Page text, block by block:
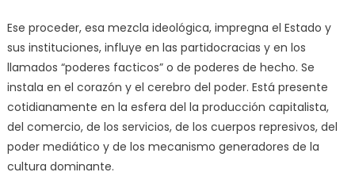
Ese proceder, esa mezcla ideológica, impregna el Estado y
sus instituciones, influye en las partidocracias y en los
llamados “poderes facticos” o de poderes de hecho. Se
instala en el corazón y el cerebro del poder. Está presente
cotidianamente en la esfera del la producción capitalista,
del comercio, de los servicios, de los cuerpos represivos, del
poder mediático y de los mecanismo generadores de la
cultura dominante.